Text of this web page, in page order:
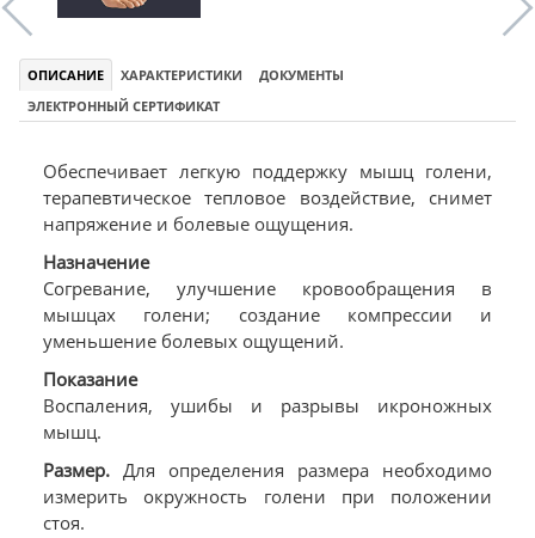
ОПИСАНИЕ ХАРАКТЕРИСТИКИ
ДОКУМЕНТЫ
ЭЛЕКТРОННЫЙ СЕРТИФИКАТ
Обеспечивает легкую поддержку мышц голени,
терапевтическое тепловое воздействие, снимет
напряжение и болевые ощущения.
Назначение
Согревание, улучшение кровообращения в
мышцах голени; создание компрессии и
уменьшение болевых ощущений.
Показание
Воспаления, ушибы и разрывы икроножных
мышц.
Размер. Для определения размера необходимо
измерить окружность голени при положении
стоя.